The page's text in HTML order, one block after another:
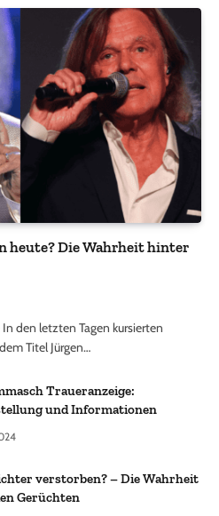
heute? Die Wahrheit hinter
den letzten Tagen kursierten
Titel Jürgen…
Traueranzeige:
und Informationen
verstorben? – Die Wahrheit
Gerüchten